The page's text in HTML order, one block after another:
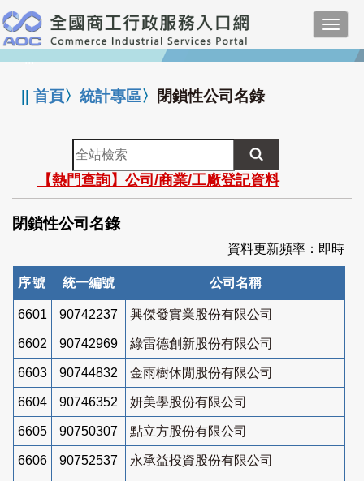
跳
到
主
要
:::
||首頁〉統計專區〉 閉鎖性公司名錄
全
站
檢
索
【熱門查詢】公司/商業/工廠登記資料
閉鎖性公司名錄
資料更新頻率：即時
序號 統一編號 公司名稱
6601 90742237 興傑發實業股份有限公司
6602 90742969 綠雷德創新股份有限公司
6603 90744832 金雨樹休閒股份有限公司
6604 90746352 妍美學股份有限公司
6605 90750307 點立方股份有限公司
6606 90752537 永承益投資股份有限公司